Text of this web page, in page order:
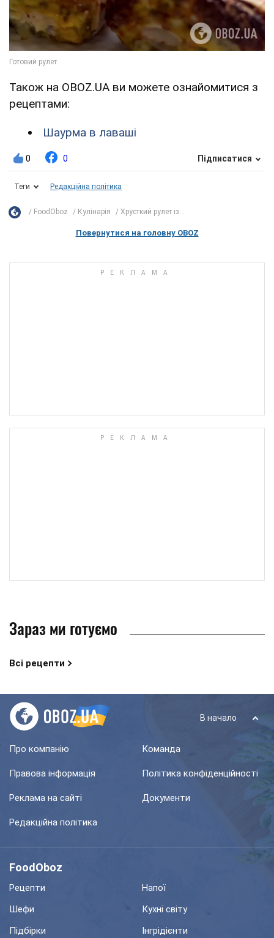
Також на OBOZ.UA ви можете ознайомитися з
рецептами:
Шаурма в лаваші
0 0 Підписатися
Теги Редакційна політика
FoodOboz Кулінарія Хрусткий рулет із...
Повернутися на головну OBOZ
Зараз ми готуємо
Всі рецепти
В начало
Про компанію Команда
Правова інформація Політика конфіденційності
Реклама на сайті Документи
Редакційна політика
FoodOboz
Рецепти
Напої
Шефи
Кухні світу
Підбірки
Інгрідієнти